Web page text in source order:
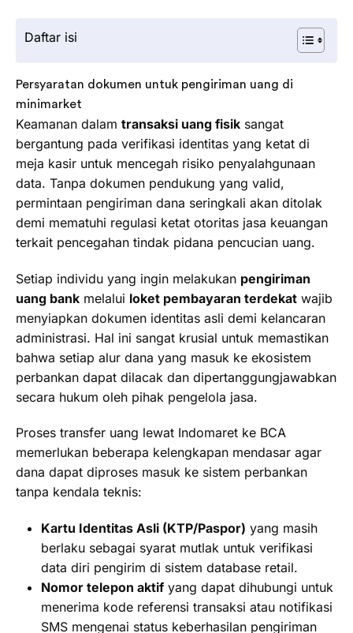
Daftar isi
Persyaratan dokumen untuk pengiriman uang di
minimarket
Keamanan dalam transaksi uang fisik sangat
bergantung pada verifikasi identitas yang ketat di
meja kasir untuk mencegah risiko penyalahgunaan
data. Tanpa dokumen pendukung yang valid,
permintaan pengiriman dana seringkali akan ditolak
demi mematuhi regulasi ketat otoritas jasa keuangan
terkait pencegahan tindak pidana pencucian uang.
Setiap individu yang ingin melakukan pengiriman
uang bank melalui loket pembayaran terdekat wajib
menyiapkan dokumen identitas asli demi kelancaran
administrasi. Hal ini sangat krusial untuk memastikan
bahwa setiap alur dana yang masuk ke ekosistem
perbankan dapat dilacak dan dipertanggungjawabkan
secara hukum oleh pihak pengelola jasa.
Proses transfer uang lewat Indomaret ke BCA
memerlukan beberapa kelengkapan mendasar agar
dana dapat diproses masuk ke sistem perbankan
tanpa kendala teknis:
Kartu Identitas Asli (KTP/Paspor) yang masih
berlaku sebagai syarat mutlak untuk verifikasi
data diri pengirim di sistem database retail.
Nomor telepon aktifyang dapat dihubungi untuk
menerima kode referensi transaksi atau notifikasi
SMS mengenai status keberhasilan pengiriman